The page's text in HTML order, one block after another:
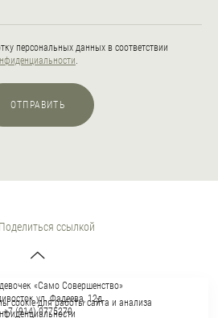
персональных данных в соответствии
.
ОТПРАВИТЬ
Поделиться ссылкой
«Само Совершенство»
ул. Фадеева, 12д
+7 (914) 0775270
cookie для работы сайта и анализа